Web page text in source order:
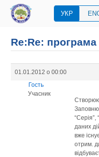
УКР
Re:Re:
01.01.2012 о 00:00
Гость
Учасник
даних
вже
отрим.